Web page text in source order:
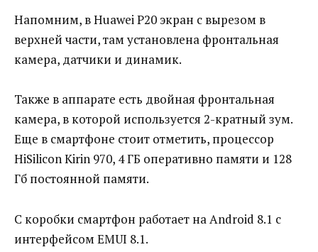
Напомним, в Huawei P20 экран с вырезом в
верхней части, там установлена фронтальная
камера, датчики и динамик.
Также в аппарате есть двойная фронтальная
камера, в которой используется 2-кратный зум.
Еще в смартфоне стоит отметить, процессор
HiSilicon Kirin 970, 4 ГБ оперативно памяти и 128
Гб постоянной памяти.
С коробки смартфон работает на Android 8.1 с
интерфейсом EMUI 8.1.